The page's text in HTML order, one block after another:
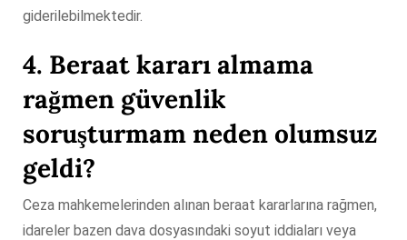
giderilebilmektedir.
4. Beraat kararı almama
rağmen güvenlik
soruşturmam neden olumsuz
geldi?
Ceza mahkemelerinden alınan beraat kararlarına rağmen,
idareler bazen dava dosyasındaki soyut iddiaları veya